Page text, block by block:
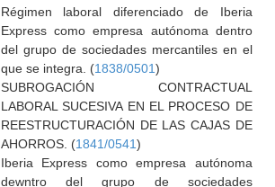
Régimen laboral diferenciado de Iberia
Express como empresa autónoma dentro
del grupo de sociedades mercantiles en el
que se integra. (1838/0501)
SUBROGACIÓN CONTRACTUAL
LABORAL SUCESIVA EN EL PROCESO DE
REESTRUCTURACIÓN DE LAS CAJAS DE
AHORROS. (1841/0541)
Iberia Express como empresa autónoma
dewntro del grupo de sociedades